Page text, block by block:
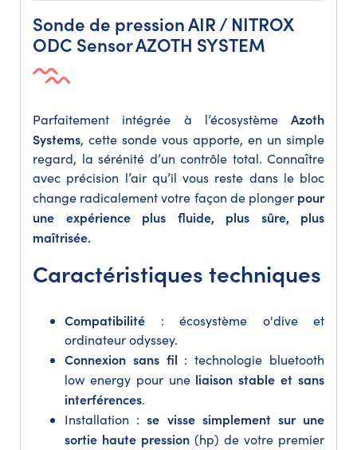
Sonde de pression AIR / NITROX
ODC Sensor AZOTH SYSTEM
Parfaitement intégrée à l’écosystème Azoth
Systems, cette sonde vous apporte, en un simple
regard, la sérénité d’un contrôle total. Connaître
avec précision l’air qu’il vous reste dans le bloc
change radicalement votre façon de plongerpour
une expérience plus fluide, plus sûre, plus
maîtrisée.
Caractéristiques techniques
Compatibilité : écosystème o'dive et
ordinateur odyssey.
Connexion sans fil : technologie bluetooth
low energy pour une liaison stable et sans
interférences.
Installation :se visse simplement sur une
sortie haute pression (hp) de votre premier